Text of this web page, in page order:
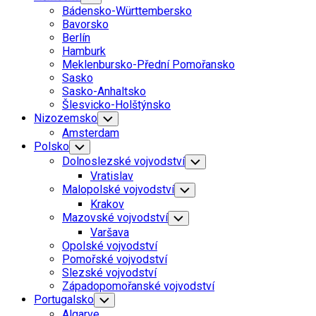
Child
Menu
Bádensko-Württembersko
Bavorsko
Berlín
Hamburk
Meklenbursko-Přední Pomořansko
Sasko
Sasko-Anhaltsko
Šlesvicko-Holštýnsko
Nizozemsko Toggle
Child
Menu
Amsterdam
Polsko Toggle
Child
Menu
Dolnoslezské vojvodství Toggle
Child
Menu
Vratislav
Malopolské vojvodství Toggle
Child
Menu
Krakov
Mazovské vojvodství Toggle
Child
Varšava
Opolské vojvodství
Pomořské vojvodství
Slezské vojvodství
Západopomořanské vojvodství
Portugalsko Toggle
Child